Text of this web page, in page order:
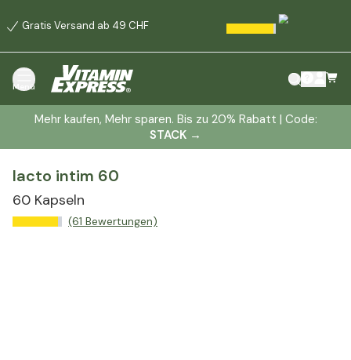
Gratis Versand ab 49 CHF
Menü
Mehr kaufen, Mehr sparen. Bis zu 20% Rabatt | Code:
STACK →
lacto intim 60
60 Kapseln
(61 Bewertungen)